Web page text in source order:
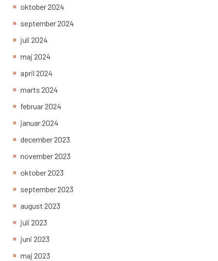
oktober 2024
september 2024
juli 2024
maj 2024
april 2024
marts 2024
februar 2024
januar 2024
december 2023
november 2023
oktober 2023
september 2023
august 2023
juli 2023
juni 2023
maj 2023